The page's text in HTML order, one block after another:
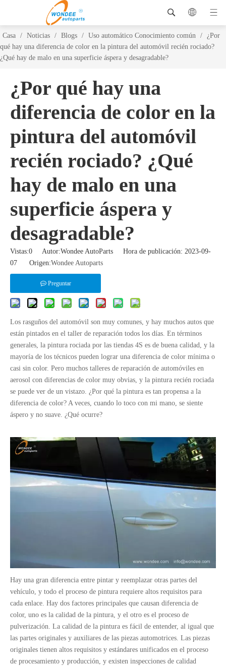
Casa / Noticias / Blogs / Uso automático Conocimiento común / ¿Por
qué hay una diferencia de color en la pintura del automóvil recién rociado?
¿Qué hay de malo en una superficie áspera y desagradable?
¿Por qué hay una
diferencia de color en la
pintura del automóvil
recién rociado? ¿Qué
hay de malo en una
superficie áspera y
desagradable?
Vistas:0 Autor:Wondee AutoParts Hora de publicación: 2023-09-
07 Origen:Wondee Autoparts
Preguntar
Los rasguños del automóvil son muy comunes, y hay muchos autos que
están pintados en el taller de reparación todos los días. En términos
generales, la pintura rociada por las tiendas 4S es de buena calidad, y la
mayoría de los técnicos pueden lograr una diferencia de color mínima o
casi sin color. Pero muchos talleres de reparación de automóviles en
aerosol con diferencias de color muy obvias, y la pintura recién rociada
se puede ver de un vistazo. ¿Por qué la pintura es tan propensa a la
diferencia de color? A veces, cuando lo toco con mi mano, se siente
áspero y no suave. ¿Qué ocurre?
Hay una gran diferencia entre pintar y reemplazar otras partes del
vehículo, y todo el proceso de pintura requiere altos requisitos para
cada enlace. Hay dos factores principales que causan diferencia de
color, uno es la calidad de la pintura, y el otro es el proceso de
pulverización. La calidad de la pintura es fácil de entender, al igual que
las partes originales y auxiliares de las piezas automotrices. Las piezas
originales tienen altos requisitos y estándares unificados en el proceso
de procesamiento y producción, y existen inspecciones de calidad